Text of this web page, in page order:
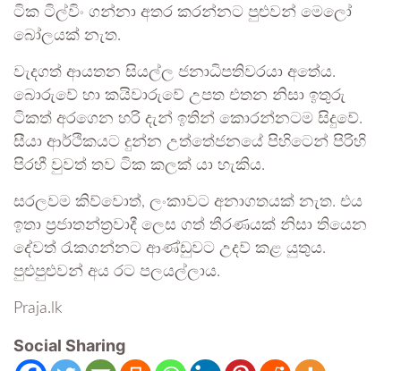
ටික ටිල්විං ගන්නා අතර කරන්නට පුළුවන් මෙලෝ
බෝලයක් නැත.
වැදගත් ආයතන සියල්ල ජනාධිපතිවරයා අතේය.
බොරුවේ හා කයිවාරුවේ උපත එතන නිසා ඉතුරු
ටිකත් අරගෙන හරි දැන් ඉතින් කොරන්නටම සිදුවේ.
සීයා ආර්ථිකයට දුන්න උත්තේජනයේ පිහිටෙන් පිරිහි
පිරහී වුවත් තව ටික කලක් යා හැකිය.
සරලවම කිව්වොත්, ලංකාවට අනාගතයක් නැත. එය
ඉතා ප්‍රජාතන්ත්‍රවාදී ලෙස ගත් තීරණයක් නිසා තියෙන
දේවත් රැකගන්නට ආණ්ඩුවට උදව් කළ යුතුය.
පුළුපුළුවන් අය රට පලයල්ලාය.
Praja.lk
Social Sharing